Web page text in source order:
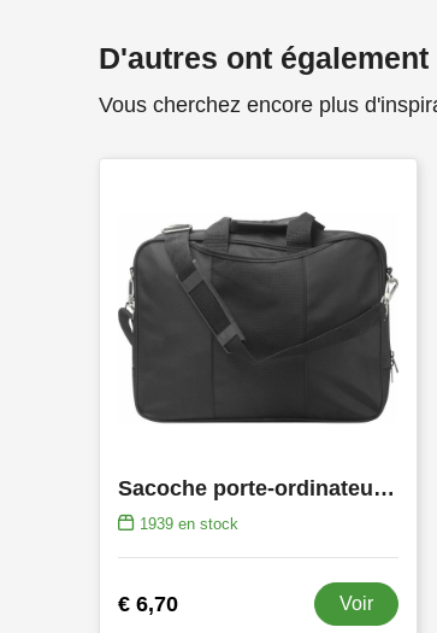
D'autres ont
Vous cherchez encore plus
Sacoche porte-ordinateur en microfibre Shaun
1939en stock
€ 6,70 Voir